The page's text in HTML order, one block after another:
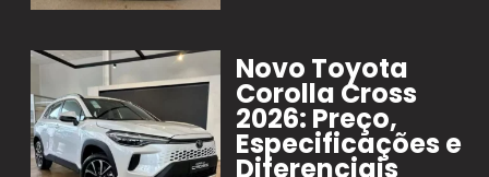
Novo Toyota
Corolla Cross
2026: Preço,
Especificações e
Diferenciais